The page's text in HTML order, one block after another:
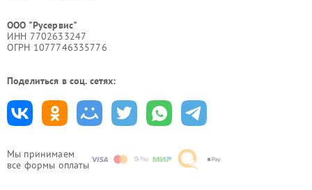
Мы принимаем
все формы оплаты
ООО "Русервис"
ИНН 7702633247
ОГРН 1077746335776
Поделиться в соц. сетях: